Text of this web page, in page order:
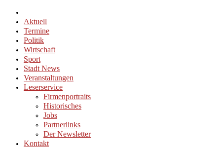
Aktuell
Termine
Politik
Wirtschaft
Sport
Stadt News
Veranstaltungen
Leserservice
Firmenportraits
Historisches
Jobs
Partnerlinks
Der Newsletter
Kontakt